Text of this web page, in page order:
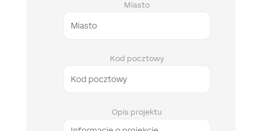
Miasto
Kod pocztowy
Opis projektu